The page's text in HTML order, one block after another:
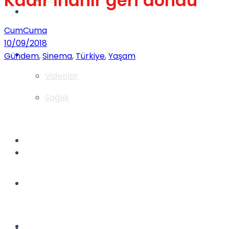
Videolar
Yaşam
Sağlık
CumCuma
10/09/2018
Gündem,Sinema, Türkiye,Yaşam